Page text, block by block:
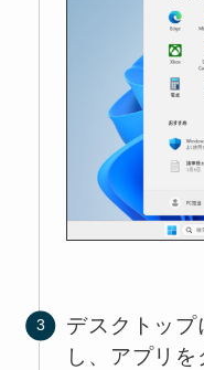
デスクトッ
し、アプリ